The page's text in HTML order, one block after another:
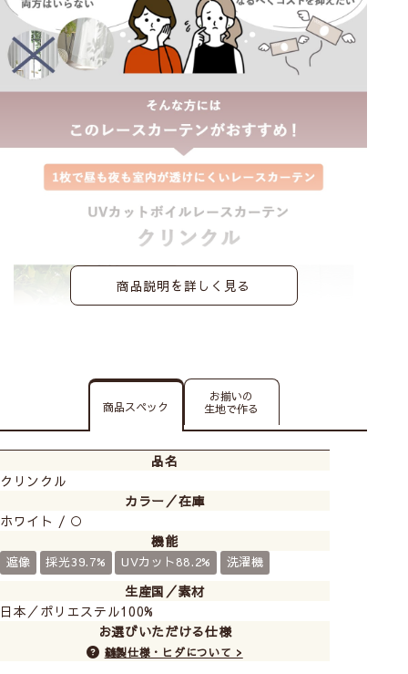
商品説明を詳しく見る
商品スペック
お揃いの
生地で作る
品名
クリンクル
カラー／在庫
ホワイト / ○
機能
遮像 採光39.7% UVカット88.2% 洗濯機
生産国／素材
日本／ポリエステル100%
お選びいただける仕様
縫製仕様・ヒダについて >